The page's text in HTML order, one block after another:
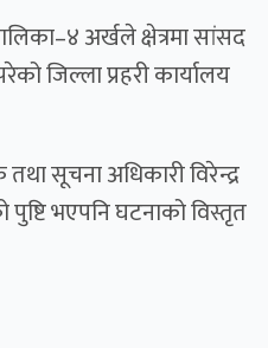
अर्खले क्षेत्रमा सांसद
जिल्ला प्रहरी कार्यालय
सूचना अधिकारी विरेन्द्र
पुष्टि भएपनि घटनाको विस्तृत